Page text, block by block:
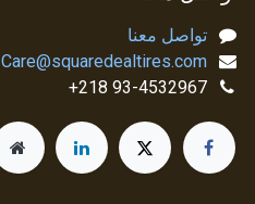
تواصل معنا
Care@squaredealtires.com
93-4532967 218+